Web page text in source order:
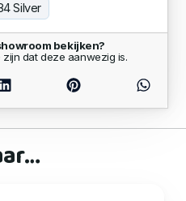
Silver
bekijken?
dat deze aanwezig is.